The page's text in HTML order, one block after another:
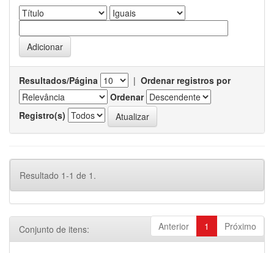
Resultados/Página | Ordenar registros por
Ordenar
Registro(s)
Resultado 1-1 de 1.
Anterior 1 Próximo
Conjunto de itens: